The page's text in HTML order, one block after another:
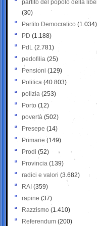
partito del popolo della
(30)
Partito Democratico (1.034)
PD (1.188)
PdL (2.781)
pedofilia (25)
Pensioni (129)
Politica (40.803)
polizia (253)
Porto (12)
povertà (502)
Presepe (14)
Primarie (149)
Prodi (52)
Provincia (139)
radici e valori (3.682)
RAI (359)
rapine (37)
Razzismo (1.410)
Referendum (200)